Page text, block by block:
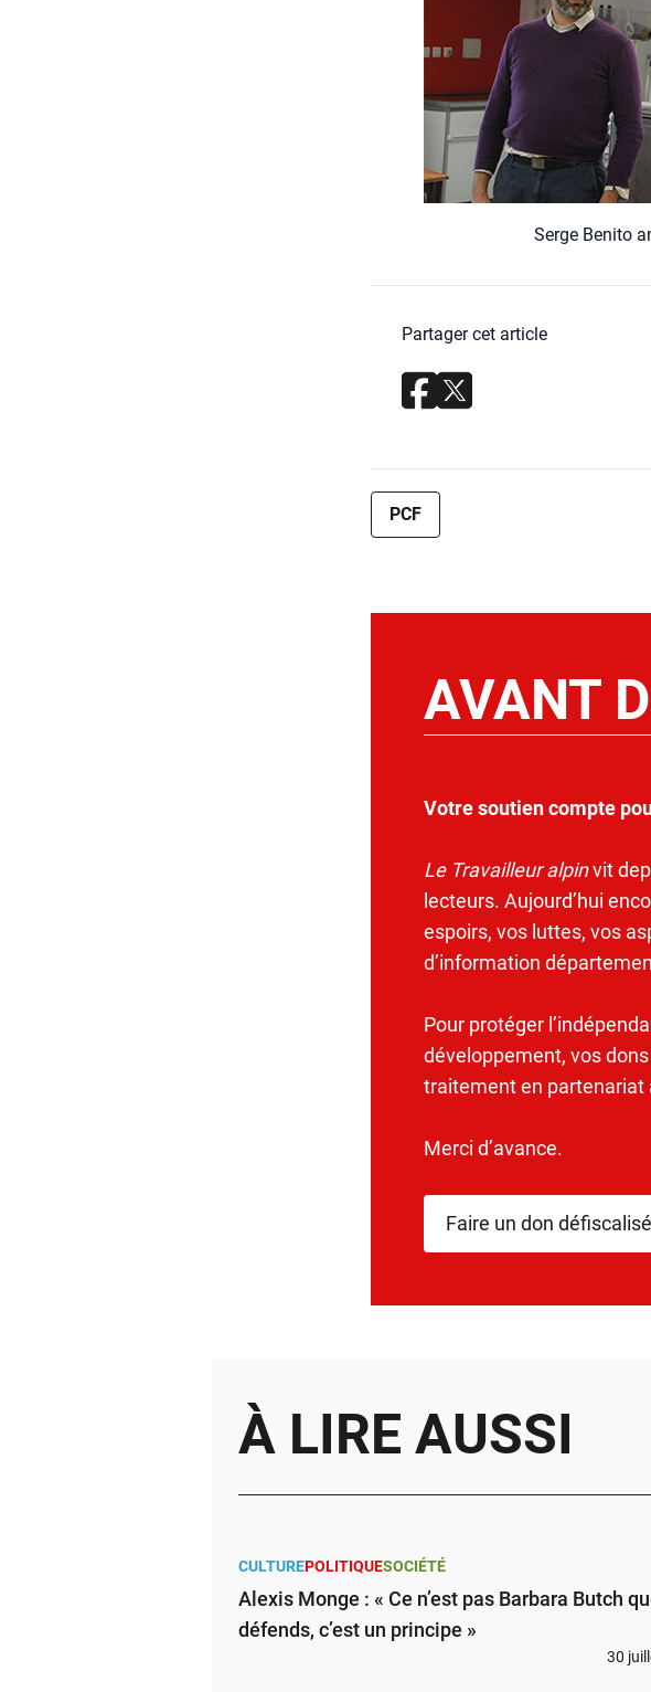
Serge Beni­to
Partager cet article
PCF
AVANT
Votre soutien compte
Le Travailleur alpinvit
lecteurs. Aujourd’hui
espoirs, vos luttes, vos
d’information
Pour protéger
développement, vos
traitement en partenariat
Merci d’avance.
Faire un don
À LIRE AUSSI
CULTUREPOLITIQUESOCIÉTÉ
Alexis Monge : « Ce n’est pas Barbara Butch
défends, c’est un principe »
30